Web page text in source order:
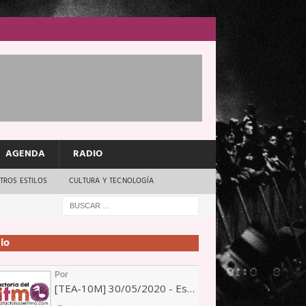
AGENDA RADIO
ESTILOS CULTURA Y TECNOLOGÍA